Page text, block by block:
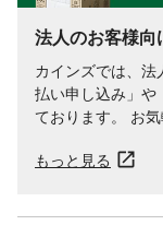
法人のお客様向
カインズでは、法
払い申し込み」や
ております。 お気
もっと見る